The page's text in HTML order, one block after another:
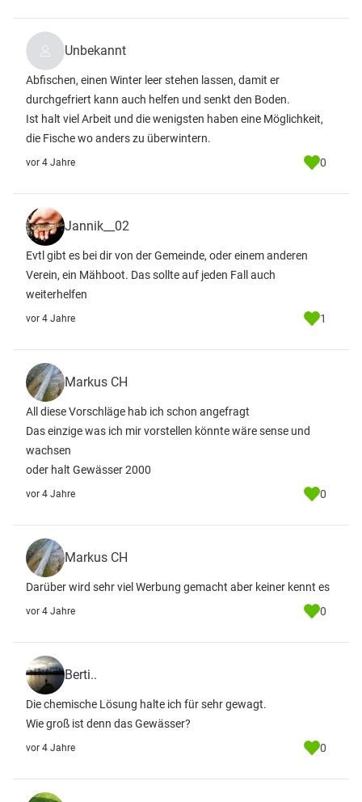
Unbekannt
Abfischen, einen Winter leer stehen lassen, damit er
durchgefriert kann auch helfen und senkt den Boden.
Ist halt viel Arbeit und die wenigsten haben eine Möglichkeit,
die Fische wo anders zu überwintern.
vor 4 Jahre 0
Jannik__02
Evtl gibt es bei dir von der Gemeinde, oder einem anderen
Verein, ein Mähboot. Das sollte auf jeden Fall auch
weiterhelfen
vor 4 Jahre 1
Markus CH
All diese Vorschläge hab ich schon angefragt
Das einzige was ich mir vorstellen könnte wäre sense und
wachsen
oder halt Gewässer 2000
vor 4 Jahre 0
Markus CH
Darüber wird sehr viel Werbung gemacht aber keiner kennt es
vor 4 Jahre 0
Berti..
Die chemische Lösung halte ich für sehr gewagt.
Wie groß ist denn das Gewässer?
vor 4 Jahre 0